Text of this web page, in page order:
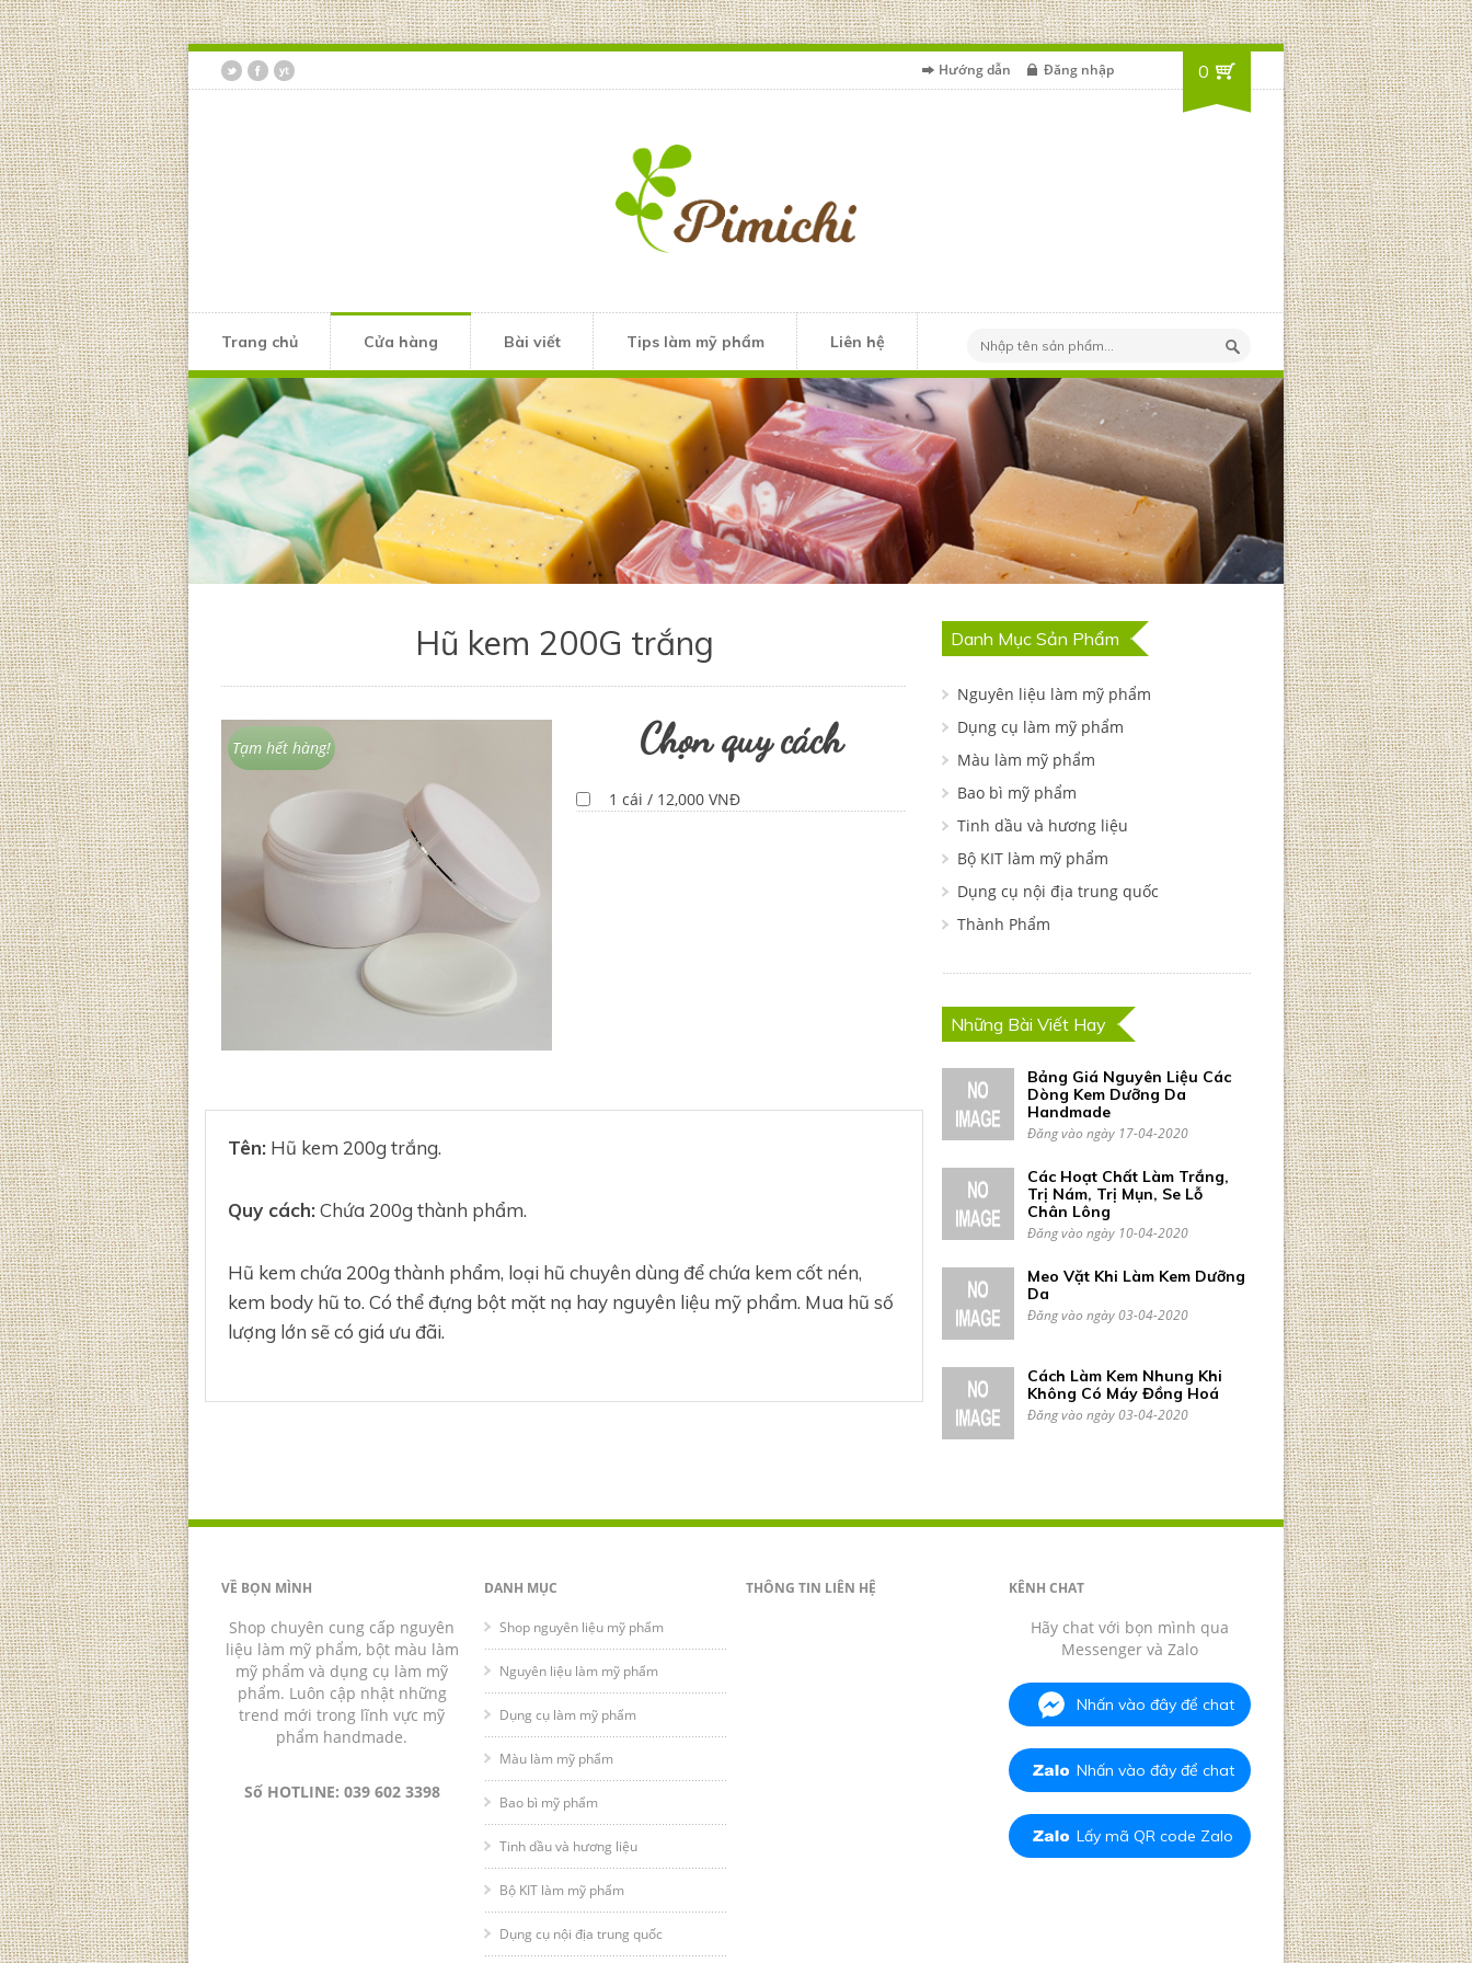
Hướng dẫn Đăng nhập 0
Trang chủ Cửa hàng Bài viết Tips làm mỹ phẩm Liên hệ
Hũ kem 200G trắng
Tạm hết hàng! Chọn quy cách
1 cái / 12,000 VNĐ
Tên: Hũ kem 200g trắng.
Quy cách:Chứa 200g thành phẩm.
Hũ kem chứa 200g thành phẩm, loại hũ chuyên dùng để chứa kem cốt nén,
kem body hũ to. Có thể đựng bột mặt nạ hay nguyên liệu mỹ phẩm. Mua hũ số
lượng lớn sẽ có giá ưu đãi.
Danh Mục Sản Phẩm
Nguyên liệu làm mỹ phẩm
Dụng cụ làm mỹ phẩm
Màu làm mỹ phẩm
Bao bì mỹ phẩm
Tinh dầu và hương liệu
Bộ KIT làm mỹ phẩm
Dụng cụ nội địa trung quốc
Thành Phẩm
Những Bài Viết Hay
Bảng Giá Nguyên Liệu Các
Dòng Kem Dưỡng Da
Handmade
Đăng vào ngày 17-04-2020
Các Hoạt Chất Làm Trắng,
Trị Nám, Trị Mụn, Se Lỗ
Chân Lông
Đăng vào ngày 10-04-2020
Meo Vặt Khi Làm Kem Dưỡng
Da
Đăng vào ngày 03-04-2020
Cách Làm Kem Nhung Khi
Không Có Máy Đồng Hoá
Đăng vào ngày 03-04-2020
VỀ BỌN MÌNH
Shop chuyên cung cấp nguyên
liệu làm mỹ phẩm, bột màu làm
mỹ phẩm và dụng cụ làm mỹ
phẩm. Luôn cập nhật những
trend mới trong lĩnh vực mỹ
phẩm handmade.
Số HOTLINE: 039 602 3398
DANH MỤC
Shop nguyên liệu mỹ phẩm
Nguyên liệu làm mỹ phẩm
Dụng cụ làm mỹ phẩm
Màu làm mỹ phẩm
Bao bì mỹ phẩm
Tinh dầu và hương liệu
Bộ KIT làm mỹ phẩm
Dụng cụ nội địa trung quốc
THÔNG TIN LIÊN HỆ KÊNH CHAT
Hãy chat với bọn mình qua
Messenger và Zalo
Nhấn vào đây để chat
Nhấn vào đây để chat
Lấy mã QR code Zalo